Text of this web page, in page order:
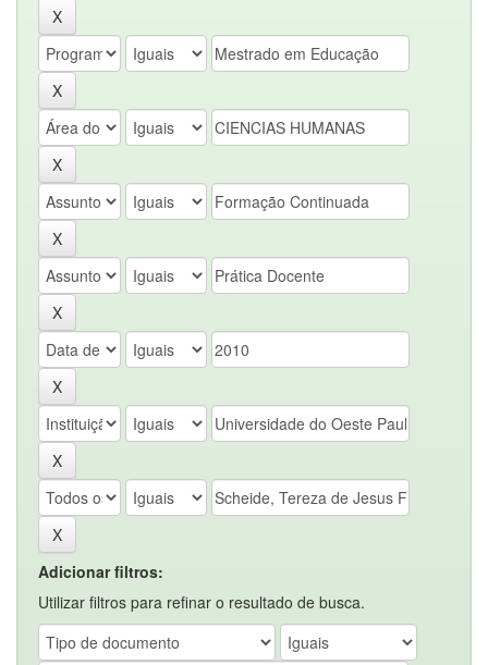
Adicionar filtros:
Utilizar filtros para refinar o resultado de busca.